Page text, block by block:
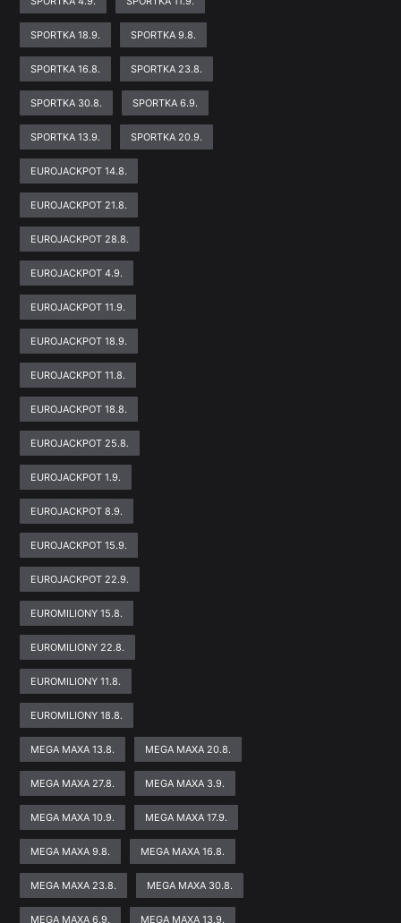
SPORTKA 18.9. SPORTKA 9.8.
SPORTKA 16.8. SPORTKA 23.8.
SPORTKA 30.8. SPORTKA 6.9.
SPORTKA 13.9. SPORTKA 20.9.
EUROJACKPOT 14.8.
EUROJACKPOT 21.8.
EUROJACKPOT 28.8.
EUROJACKPOT 4.9.
EUROJACKPOT 11.9.
EUROJACKPOT 18.9.
EUROJACKPOT 11.8.
EUROJACKPOT 18.8.
EUROJACKPOT 25.8.
EUROJACKPOT 1.9.
EUROJACKPOT 8.9.
EUROJACKPOT 15.9.
EUROJACKPOT 22.9.
EUROMILIONY 15.8.
EUROMILIONY 22.8.
EUROMILIONY 11.8.
EUROMILIONY 18.8.
MEGA MAXA 13.8. MEGA MAXA 20.8.
MEGA MAXA 27.8. MEGA MAXA 3.9.
MEGA MAXA 10.9. MEGA MAXA 17.9.
MEGA MAXA 9.8. MEGA MAXA 16.8.
MEGA MAXA 23.8. MEGA MAXA 30.8.
MEGA MAXA 6.9. MEGA MAXA 13.9.